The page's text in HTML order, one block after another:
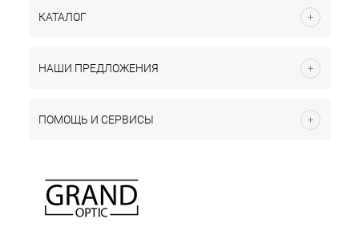
КАТАЛОГ
НАШИ ПРЕДЛОЖЕНИЯ
ПОМОЩЬ И СЕРВИСЫ